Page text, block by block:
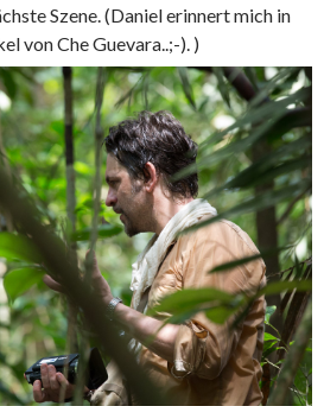
Szene. (Daniel erinnert mich in
von Che Guevara..;-). )